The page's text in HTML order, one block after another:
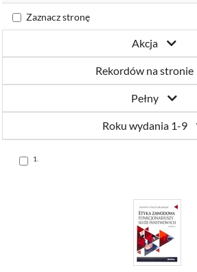
Zaznacz stronę
Akcja
Rekordów na stronie
Pełny
Roku wydania 1-9
Skocz
do
1.